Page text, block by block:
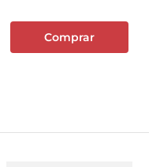
Comprar